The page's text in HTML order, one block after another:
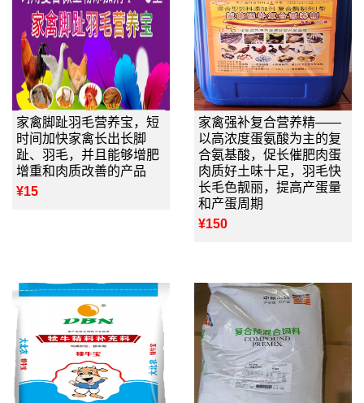
家禽脚趾羽毛营养宝，短
时间加快家禽长出长脚
趾、羽毛，并且能够增肥
增重和肉质改善的产品
¥15
家禽强补复合营养精——
以高浓度蛋氨酸为主的复
合氨基酸，促长催肥肉蛋
肉质好土味十足，羽毛快
长毛色靓丽，提高产蛋量
和产蛋周期
¥150